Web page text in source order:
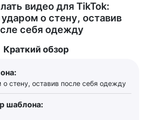
видео для TikTok:
о стену, оставив
себя одежду
Краткий обзор
стену, оставив после себя одежду
шаблона: